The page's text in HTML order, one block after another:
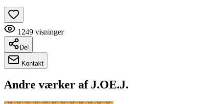
1249 visninger
Del
Kontakt
Andre værker af J.OE.J.